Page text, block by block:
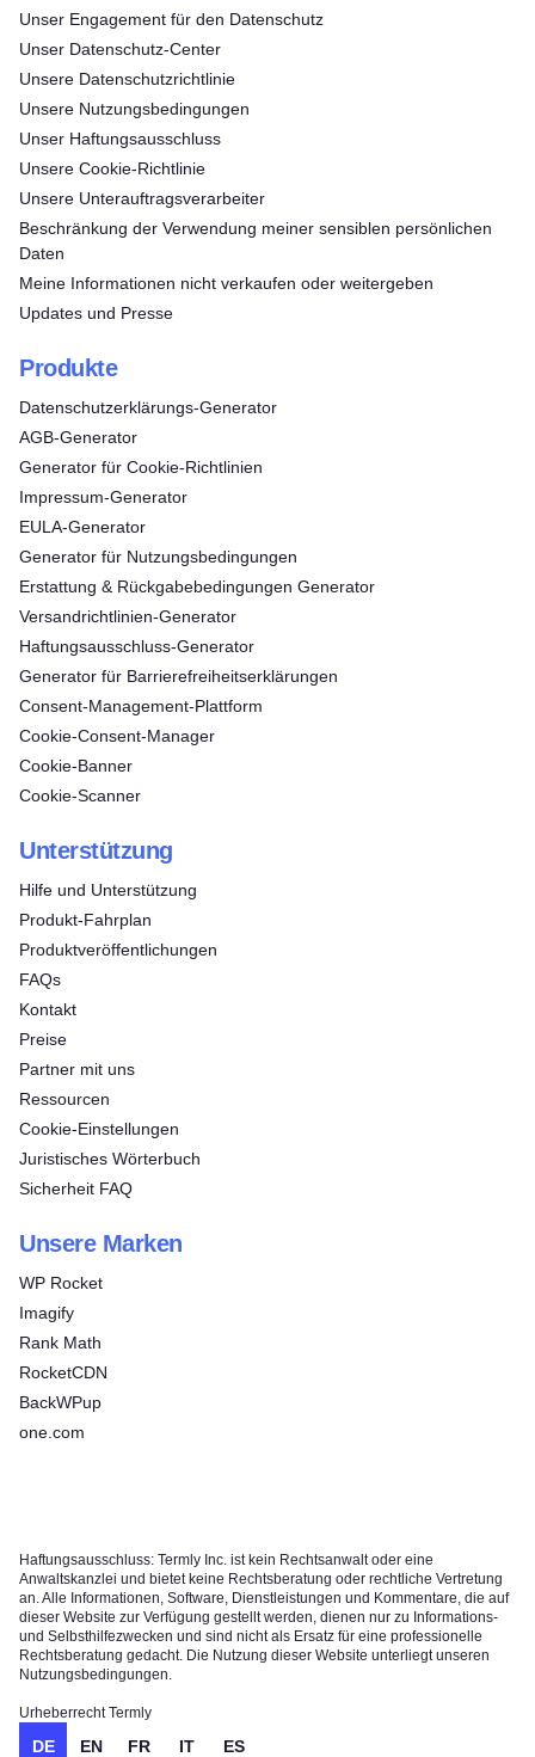
Unser Engagement für den Datenschutz
Unser Datenschutz-Center
Unsere Datenschutzrichtlinie
Unsere Nutzungsbedingungen
Unser Haftungsausschluss
Unsere Cookie-Richtlinie
Unsere Unterauftragsverarbeiter
Beschränkung der Verwendung meiner sensiblen persönlichen
Daten
Meine Informationen nicht verkaufen oder weitergeben
Updates und Presse
Produkte
Datenschutzerklärungs-Generator
AGB-Generator
Generator für Cookie-Richtlinien
Impressum-Generator
EULA-Generator
Generator für Nutzungsbedingungen
Erstattung & Rückgabebedingungen Generator
Versandrichtlinien-Generator
Haftungsausschluss-Generator
Generator für Barrierefreiheitserklärungen
Consent‑Management‑Plattform
Cookie-Consent-Manager
Cookie-Banner
Cookie-Scanner
Unterstützung
Hilfe und Unterstützung
Produkt-Fahrplan
Produktveröffentlichungen
FAQs
Kontakt
Preise
Partner mit uns
Ressourcen
Cookie-Einstellungen
Juristisches Wörterbuch
Sicherheit FAQ
Unsere Marken
WP Rocket
Imagify
Rank Math
RocketCDN
BackWPup
one.com
Haftungsausschluss: Termly Inc. ist kein Rechtsanwalt oder eine
Anwaltskanzlei und bietet keine Rechtsberatung oder rechtliche Vertretung
an. Alle Informationen, Software, Dienstleistungen und Kommentare, die auf
dieser Website zur Verfügung gestellt werden, dienen nur zu Informations-
und Selbsthilfezwecken und sind nicht als Ersatz für eine professionelle
Rechtsberatung gedacht. Die Nutzung dieser Website unterliegt unseren
Nutzungsbedingungen.
Urheberrecht Termly
DE EN FR IT ES